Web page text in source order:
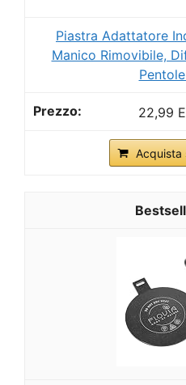
Piastra Adattatore
Manico Rimovibile,
22,99
Acquista